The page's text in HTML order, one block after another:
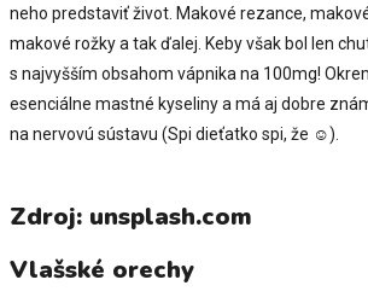
neho predstaviť život. Makové rezance,
makové rožky a tak ďalej. Keby však bol len
s najvyšším obsahom vápnika na 100mg!
esenciálne mastné kyseliny a má aj dobre
na nervovú sústavu (Spi dieťatko spi, že ☺).
Zdroj: unsplash.com
Vlašské orechy